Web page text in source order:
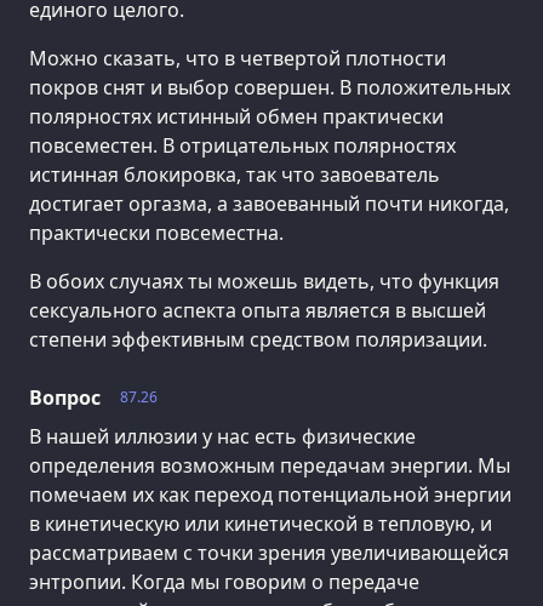
единого целого.
Можно сказать, что в четвертой плотности
покров снят и выбор совершен. В положительных
полярностях истинный обмен практически
повсеместен. В отрицательных полярностях
истинная блокировка, так что завоеватель
достигает оргазма, а завоеванный почти никогда,
практически повсеместна.
В обоих случаях ты можешь видеть, что функция
сексуального аспекта опыта является в высшей
степени эффективным средством поляризации.
87.26
Вопрос
В нашей иллюзии у нас есть физические
определения возможным передачам энергии. Мы
помечаем их как переход потенциальной энергии
в кинетическую или кинетической в тепловую, и
рассматриваем с точки зрения увеличивающейся
энтропии. Когда мы говорим о передаче